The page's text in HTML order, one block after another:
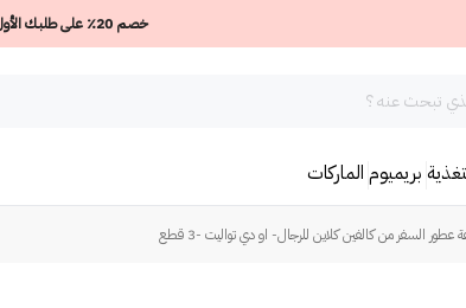
خصم 20٪ على طلبك الأول باستخدام كود NEW20
بريميوم الماركات
السفر من كالفين كلاين للرجال- او دي تواليت -3 قطع